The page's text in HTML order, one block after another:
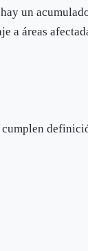
un
a áreas